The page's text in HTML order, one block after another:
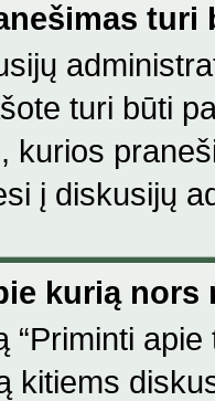
turi būti
kurios
į diskusijų
kurią nors
“Priminti
kitiems